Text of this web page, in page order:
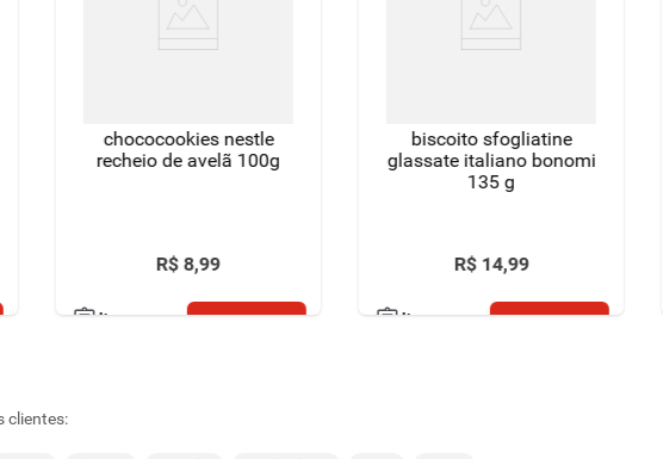
chococookies nestle
recheio de avelã 100g
R$ 8,99
lista comprar
biscoito sfogliatine
glassate italiano bonomi
135 g
R$ 14,99
lista comprar
clientes: